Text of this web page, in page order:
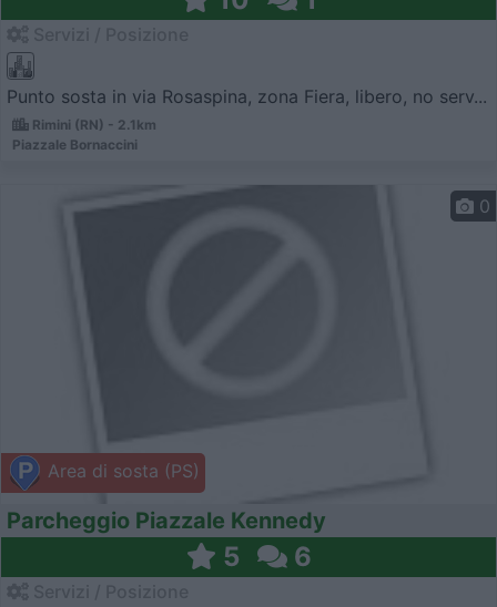
Punto sosta in via Rosaspina, zona Fiera, libero, no serv...
Rimini (RN) - 2.1km
Piazzale Bornaccini
Area di sosta (PS)
0
Parcheggio Piazzale Kennedy
5 6